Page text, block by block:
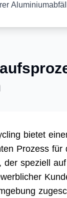
bietet
Prozess für
der speziell